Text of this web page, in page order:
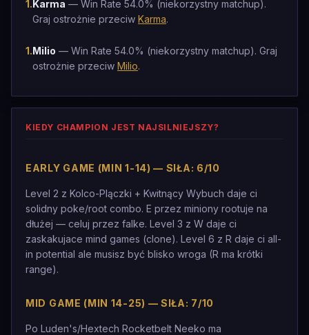
1 . Karma — Win Rate 54.0% (niekorzystny matchup).
Graj ostrożnie przeciw Karma.
1.Milio — Win Rate 54.0% (niekorzystny matchup). Graj
ostrożnie przeciw Milio.
KIEDY CHAMPION JEST NAJSILNIEJSZY?
EARLY GAME (MIN 1-14) — SIŁA: 6/10
Level 2 z Kolco-Plączki + Kwitnący Wybuch daje ci
solidny poke/root combo. E przez miniony rootuje na
dłużej — celuj przez falke. Level 3 z W daje ci
zaskakujace mind games (clone). Level 6 z R daje ci all-
in potential ale musisz być blisko wroga (R ma krótki
range).
MID GAME (MIN 14-25) — SIŁA: 7/10
Po Luden's/Hextech Rocketbelt Neeko ma